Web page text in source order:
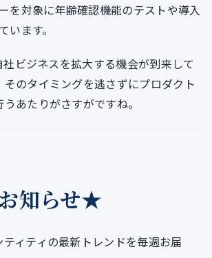
を対象に年齢確認機能のテストや導入
います。
ビジネスを拡大する機会が到来して
そのタイミングを逃さずにプロダクト
あたりがさすがですね。
知らせ★
ィティの最新トレンドを毎週お届